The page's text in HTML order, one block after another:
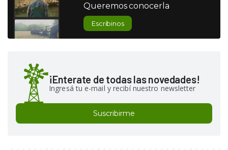
Queremos conocerla
Escribinos
¡Enterate de todas las novedades!
Ingresá tu e-mail y recibí nuestro newsletter
Suscribirme